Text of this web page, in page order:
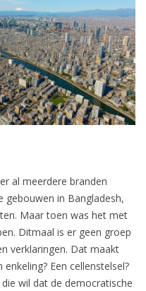
al meerdere branden
gebouwen in Bangladesh,
Maar toen was het met
Ditmaal is er geen groep
verklaringen. Dat maakt
Een cellenstelsel?
wil dat de democratische